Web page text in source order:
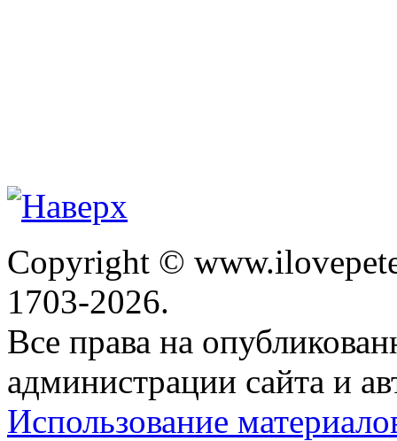
Copyright ©
1703-2026.
Все права на
администрации сайта и
Использование